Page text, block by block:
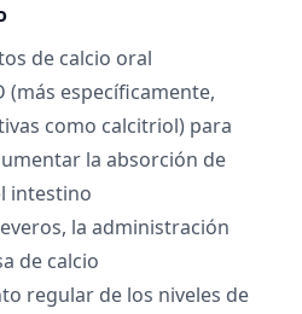
de calcio oral
(más específicamente,
como calcitriol) para
la absorción de
intestino
la administración
de calcio
regular de los niveles de